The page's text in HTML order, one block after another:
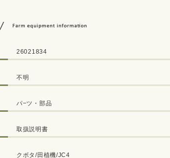
26021834
不明
パ−ツ・部品
取扱説明書
クボタ/田植機/JC4